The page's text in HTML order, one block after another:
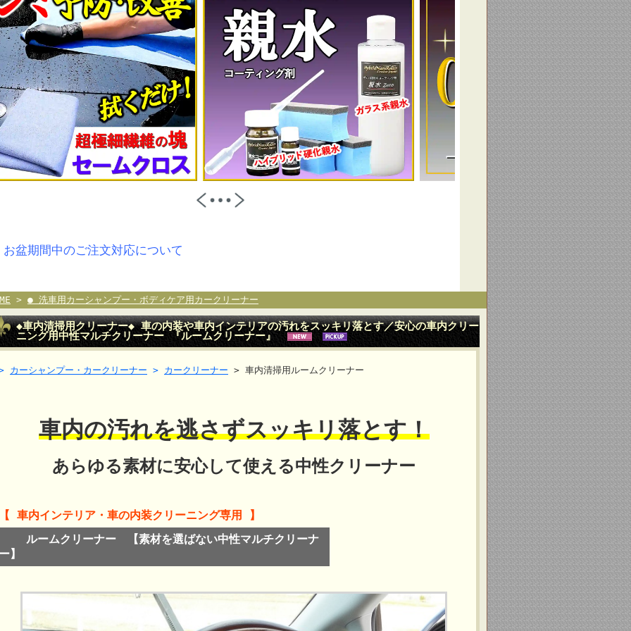
盆期間中のご注文対応について
> ● 洗車用カーシャンプー・ボディケア用カークリーナー
◆車内清掃用クリーナー◆ 車の内装や車内インテリアの汚れをスッキリ落とす／安心の車内クリー
ニング用中性マルチクリーナー 『ルームクリーナー』
カーシャンプー・カークリーナー > カークリーナー > 車内清掃用ルームクリーナー
車内の汚れを逃さずスッキリ落とす！
あらゆる素材に安心して使える中性クリーナー
車内インテリア・車の内装クリーニング専用 】
ルームクリーナー 【素材を選ばない中性マルチクリーナ
】